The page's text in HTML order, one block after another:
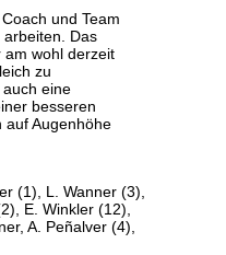
und Team
Das
am wohl derzeit
zu
eine
besseren
auf Augenhöhe
(1), L. Wanner (3),
E. Winkler (12),
A. Peñalver (4),